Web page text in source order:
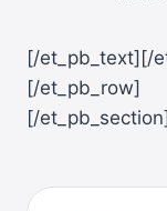
[/et_pb_text][/
[/et_pb_row]
[/